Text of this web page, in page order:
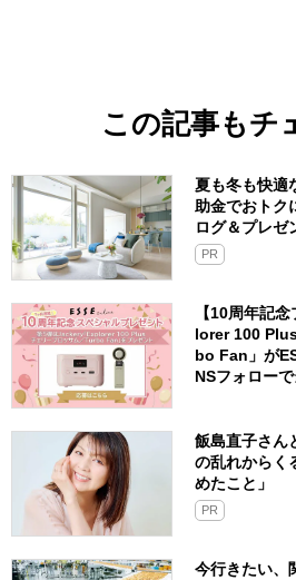
この記事もチ
夏も冬も快適
助金でおトク
ログ＆プレゼ
PR
【10周年記
lorer 100
bo Fan」が
NSフォローで
飯島直子さん
の乱れからく
めたこと」
PR
今行きたい、